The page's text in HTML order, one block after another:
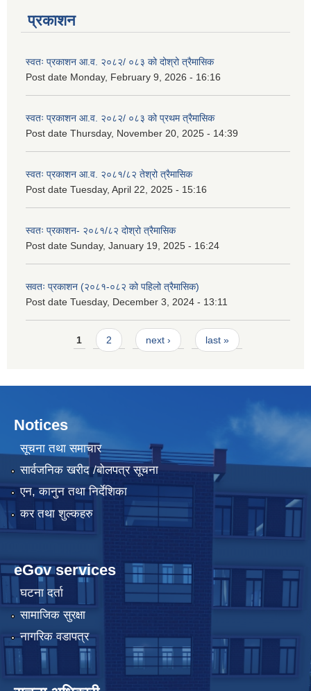
प्रकाशन
स्वतः प्रकाशन आ.व. २०८२/ ०८३ को दोश्रो त्रैमासिक
Post date Monday, February 9, 2026 - 16:16
स्वतः प्रकाशन आ.व. २०८२/ ०८३ को प्रथम त्रैमासिक
Post date Thursday, November 20, 2025 - 14:39
स्वतः प्रकाशन आ.व. २०८१/८२ तेश्रो त्रैमासिक
Post date Tuesday, April 22, 2025 - 15:16
स्वतः प्रकाशन- २०८१/८२ दोश्रो त्रैमासिक
Post date Sunday, January 19, 2025 - 16:24
सवतः प्रकाशन (२०८१-०८२ को पहिलो त्रैमासिक)
Post date Tuesday, December 3, 2024 - 13:11
Pages1 2 next › last »
Notices
सूचना तथा समाचार
सार्वजनिक खरीद /बोलपत्र सूचना
एन, कानुन तथा निर्देशिका
कर तथा शुल्कहरु
eGov services
घटना दर्ता
सामाजिक सुरक्षा
नागरिक वडापत्र